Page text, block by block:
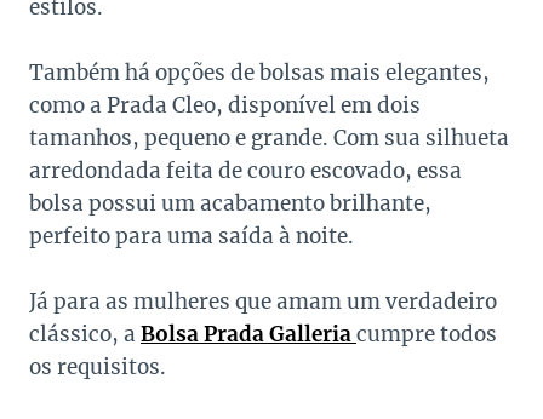
estilos.
Também há opções de bolsas mais elegantes,
como a Prada Cleo, disponível em dois
tamanhos, pequeno e grande. Com sua silhueta
arredondada feita de couro escovado, essa
bolsa possui um acabamento brilhante,
perfeito para uma saída à noite.
Já para as mulheres que amam um verdadeiro
clássico, a Bolsa Prada Galleriacumpre todos
os requisitos.